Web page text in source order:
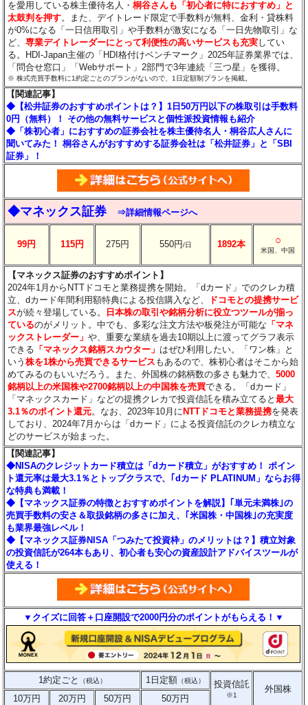
を愛用している株主優待名人・桐谷さんも「初心者に特におすすめ」と
太鼓判を押す。また、デイトレード限定で手数料が無料、金利・貸株料
が0%になる「一日信用取引」や手数料が激安になる「一日先物取引」な
ど、専業デイトレーダーにとって利便性の高いサービスも充実してい
る。HDI-Japan主催の「HDI格付けベンチマーク」2025年証券業界では、
「問合せ窓口」「Webサポート」2部門で3年連続「三つ星」を獲得。
※ 株式売買手数料に1約定ごとのプランがないので、1日定額制プランを掲載。
【関連記事】
◆【松井証券のおすすめポイントは？】1日50万円以下の株取引は手数料
0円（無料）！ その他の無料サービスと個性派投資情報も紹介
◆「株初心者」におすすめの証券会社を株主優待名人・桐谷広人さんに
聞いてみた！ 桐谷さんがおすすめする証券会社は「松井証券」と「SBI
証券」！
◆マネックス証券 ⇒詳細情報ページへ
99円 115円 275円 550円/日 1892本 ○
米国、中国
【マネックス証券のおすすめポイント】
2024年1月からNTTドコモと業務提携を開始。「dカード」でのクレカ積
立、dカード年間利用額特典による投信購入など、
ドコモとの提携サービ
スが続々登場している。
日本株の取引や銘柄分析に役立つツールが揃っ
ているのがメリット。中でも、多彩な注文方法や板発注が可能な 「マネ
ックストレーダー」や、重要な業績を過去10期以上に渡ってグラフ表示
できる 「マネックス銘柄スカウター」 はぜひ利用したい。「ワン株」と
いう株を1株から売買できるサービス もあるので、株初心者はそこから始
めてみるのもいいだろう。また、外国株の銘柄数の多さも魅力で、5000
銘柄以上の米国株や2700銘柄以上の中国株を売買できる。「dカード」
「マネックスカード」などの提携クレカで投資信託を積み立てると最大
3.1％のポイント還元。なお、2023年10月に NTTドコモと業務提携を発表
しており、2024年7月からは「dカード」による投資信託のクレカ積立な
どのサービスが始まった。
【関連記事】
◆NISAのクレジットカード積立は「dカード積立」がおすすめ！ ポイン
ト還元率は最大3.1％とトップクラスで、｢dカード PLATINUM」ならお得
な特典も満載！
◆【マネックス証券の特徴とおすすめポイントを解説】｢単元未満株｣の
売買手数料の安さ＆取扱銘柄の多さに加え、｢米国株・中国株｣の充実度
も業界最強レベル！
◆【マネックス証券NISA「つみたて投資枠」のメリットは？】積立対象
の投資信託が264本もあり、初心者も安心の資産設計アドバイスツールが
使える！
▼クイズに回答＋口座開設で2000円分のポイントがもらえる！▼
1約定ごと （税込） 1日定額 （税込） 投資信託
※1
外国株
10万円
20万円 50万円 50万円